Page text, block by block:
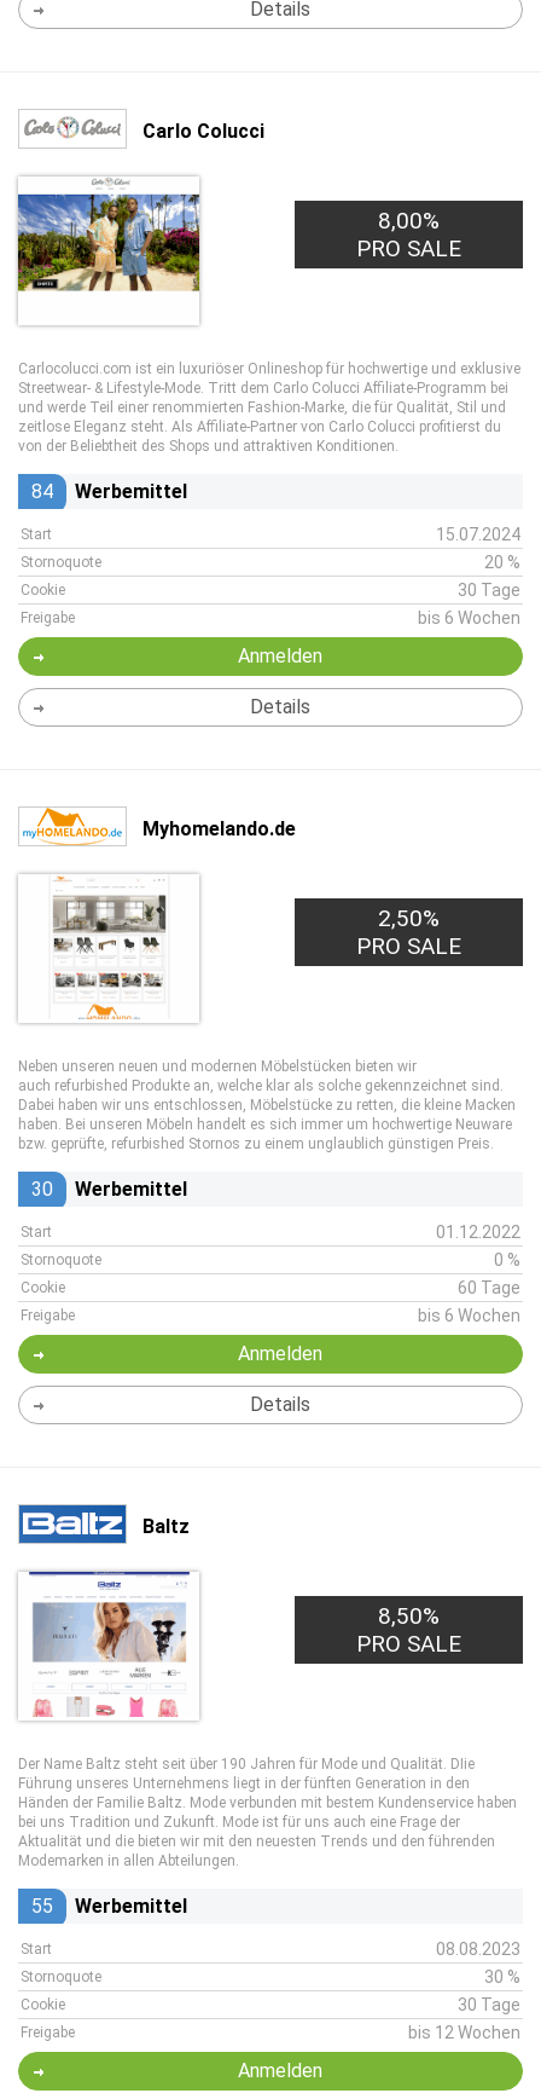
Details
Carlo Colucci
8,00%
PRO SALE
Carlocolucci.com ist ein luxuriöser Onlineshop für hochwertige und exklusive
Streetwear- & Lifestyle-Mode. Tritt dem Carlo Colucci Affiliate-Programm bei
und werde Teil einer renommierten Fashion-Marke, die für Qualität, Stil und
zeitlose Eleganz steht. Als Affiliate-Partner von Carlo Colucci profitierst du
von der Beliebtheit des Shops und attraktiven Konditionen.
84 Werbemittel
Start 15.07.2024
Stornoquote 20 %
Cookie 30 Tage
Freigabe bis 6 Wochen
Anmelden
Details
Myhomelando.de
2,50%
PRO SALE
Neben unseren neuen und modernen Möbelstücken bieten wir
auch refurbished Produkte an, welche klar als solche gekennzeichnet sind.
Dabei haben wir uns entschlossen, Möbelstücke zu retten, die kleine Macken
haben. Bei unseren Möbeln handelt es sich immer um hochwertige Neuware
bzw. geprüfte, refurbished Stornos zu einem unglaublich günstigen Preis.
30 Werbemittel
Start 01.12.2022
Stornoquote 0 %
Cookie 60 Tage
Freigabe bis 6 Wochen
Anmelden
Details
Baltz
8,50%
PRO SALE
Der Name Baltz steht seit über 190 Jahren für Mode und Qualität. DIie
Führung unseres Unternehmens liegt in der fünften Generation in den
Händen der Familie Baltz. Mode verbunden mit bestem Kundenservice haben
bei uns Tradition und Zukunft. Mode ist für uns auch eine Frage der
Aktualität und die bieten wir mit den neuesten Trends und den führenden
Modemarken in allen Abteilungen.
55 Werbemittel
Start 08.08.2023
Stornoquote 30 %
Cookie 30 Tage
Freigabe bis 12 Wochen
Anmelden